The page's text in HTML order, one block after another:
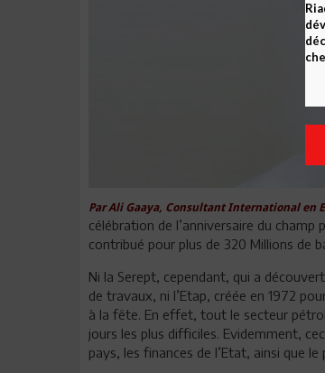
Par Ali Gaaya, Consultant International en
célébration de l’anniversaire du
contribué pour plus de 320 Millions de
Ni la Serept, cependant, qui a
de travaux, ni l’Etap, créée en 1972
à la fête. En effet, tout le secteur
jours les plus difficiles. Evidemment,
pays, les finances de l’Etat, ainsi que